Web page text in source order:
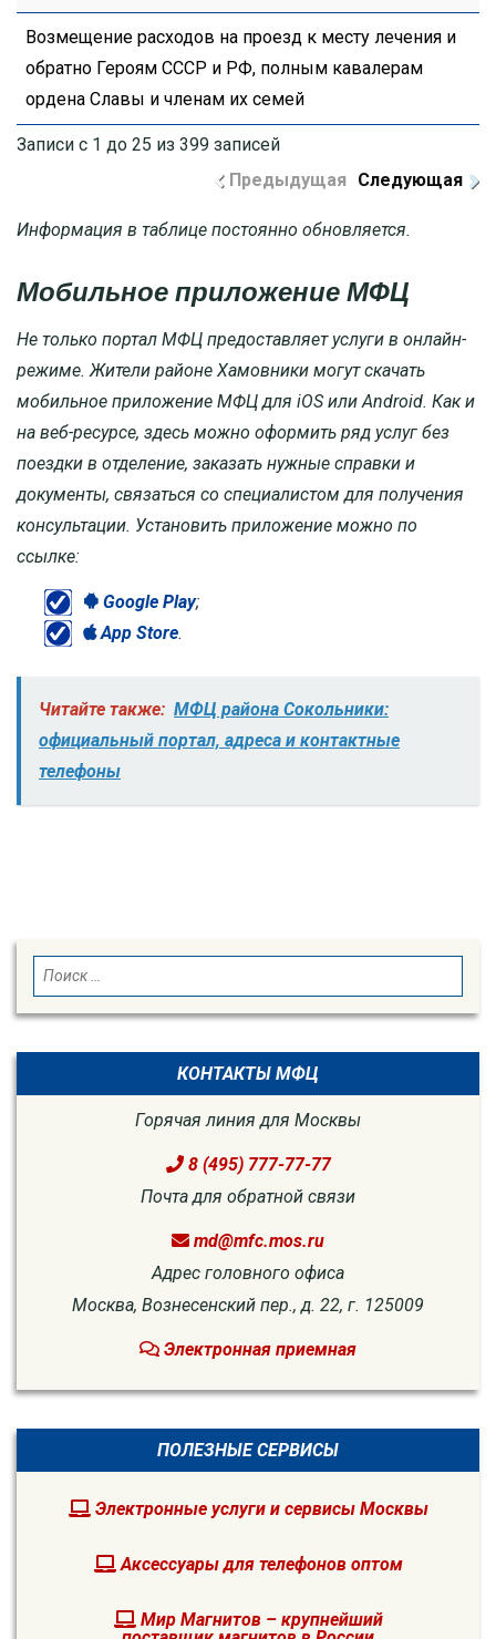
Возмещение расходов на проезд к месту лечения и
обратно Героям СССР и РФ, полным кавалерам
ордена Славы и членам их семей
Записи с 1 до 25 из 399 записей
Предыдущая Следующая
Информация в таблице постоянно обновляется.
Мобильное приложение МФЦ
Не только портал МФЦ предоставляет услуги в онлайн-
режиме. Жители районе Хамовники могут скачать
мобильное приложение МФЦ для iOS или Android. Как и
на веб-ресурсе, здесь можно оформить ряд услуг без
поездки в отделение, заказать нужные справки и
документы, связаться со специалистом для получения
консультации. Установить приложение можно по
ссылке:
Google Play;
App Store.
Читайте также: МФЦ района Сокольники:
официальный портал, адреса и контактные
телефоны
Search
for:
SEARCH
КОНТАКТЫ МФЦ
Горячая линия для Москвы
8 (495) 777-77-77
Почта для обратной связи
md@mfc.mos.ru
Адрес головного офиса
Москва, Вознесенский пер., д. 22, г. 125009
Электронная приемная
ПОЛЕЗНЫЕ СЕРВИСЫ
Электронные услуги и сервисы Москвы
Аксессуары для телефонов оптом
Мир Магнитов – крупнейший